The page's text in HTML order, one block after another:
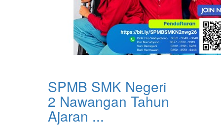
SPMB SMK Negeri
2 Nawangan Tahun
Ajaran ...